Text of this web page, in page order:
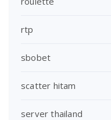
rtp
sbobet
scatter hitam
server thailand